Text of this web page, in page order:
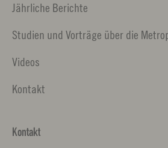
Jährliche Berichte
Studien und Vorträge über die
Videos
Kontakt
Kontakt